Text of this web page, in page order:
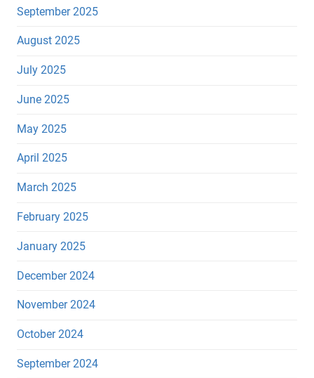
September 2025
August 2025
July 2025
June 2025
May 2025
April 2025
March 2025
February 2025
January 2025
December 2024
November 2024
October 2024
September 2024